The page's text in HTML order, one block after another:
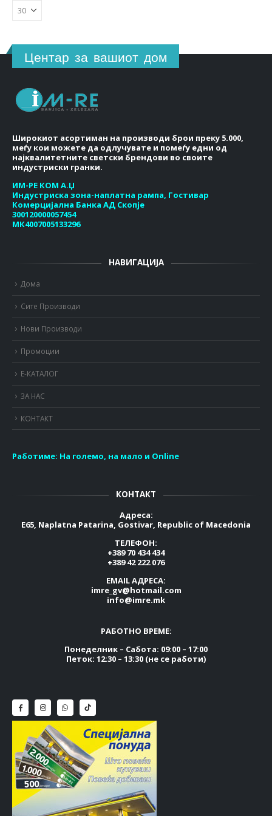
Центар за вашиот дом
Широкиот асортиман на производи брои преку 5.000,
меѓу кои можете да одлучувате и помеѓу едни од
најквалитетните светски брендови во своите
индустриски гранки.
ИМ-РЕ КОМ А.Џ
Индустриска зона-наплатна рампа, Гостивар
Комерцијална Банка АД Скопје
300120000057454
МК4007005133296
НАВИГАЦИЈА
Дома
Сите Производи
Нови Производи
Промоции
Е-КАТАЛОГ
ЗА НАС
КОНТАКТ
Работиме: На големо, на мало и Online
КОНТАКТ
Адреса:
E65, Naplatna Patarina, Gostivar, Republic of Macedonia
ТЕЛЕФОН:
+389 70 434 434
+389 42 222 076
EMAIL АДРЕСА:
imre_gv@hotmail.com
info@imre.mk
РАБОТНО ВРЕМЕ:
Понеделник – Сабота: 09:00 – 17:00
Петок: 12:30 – 13:30 (не се работи)